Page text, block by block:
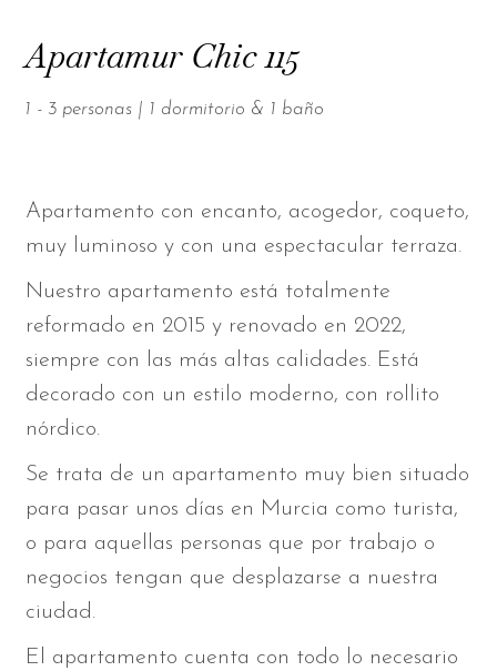
Apartamur Chic 115
1 - 3 personas | 1 dormitorio & 1 baño
Apartamento con encanto, acogedor, coqueto,
muy luminoso y con una espectacular terraza.
Nuestro apartamento está totalmente
reformado en 2015 y renovado en 2022,
siempre con las más altas calidades. Está
decorado con un estilo moderno, con rollito
nórdico.
Se trata de un apartamento muy bien situado
para pasar unos días en Murcia como turista,
o para aquellas personas que por trabajo o
negocios tengan que desplazarse a nuestra
ciudad.
El apartamento cuenta con todo lo necesario